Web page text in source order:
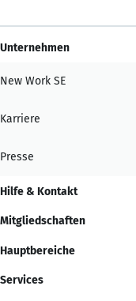
Unternehmen
New Work SE
Karriere
Presse
Hilfe & Kontakt
Mitgliedschaften
Hauptbereiche
Services